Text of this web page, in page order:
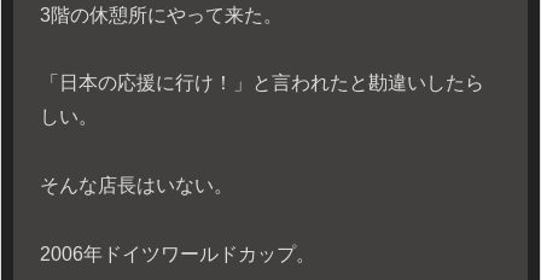
3階の休憩所にやって来た。
「日本の応援に行け！」と言われたと勘違いしたら
しい。
そんな店長はいない。
2006年ドイツワールドカップ。